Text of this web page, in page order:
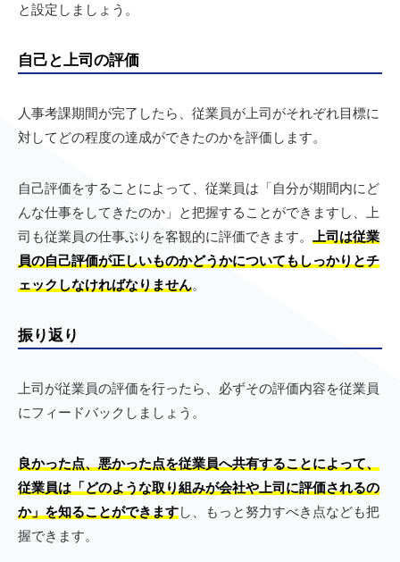
と設定しましょう。
自己と上司の評価
人事考課期間が完了したら、従業員が上司がそれぞれ目標に
対してどの程度の達成ができたのかを評価します。
自己評価をすることによって、従業員は「自分が期間内にど
んな仕事をしてきたのか」と把握することができますし、上
司も従業員の仕事ぶりを客観的に評価できます。
上司は従業
員の自己評価が正しいものかどうかについてもしっかりとチ
ェックしなければなりません。
振り返り
上司が従業員の評価を行ったら、必ずその評価内容を従業員
にフィードバックしましょう。
良かった点、悪かった点を従業員へ共有することによって、
従業員は「どのような取り組みが会社や上司に評価されるの
か」を知ることができますし、もっと努力すべき点なども把
握できます。